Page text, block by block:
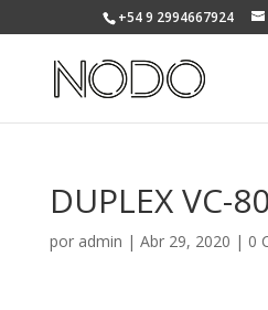
+54 9 2994667924
DUPLEX VC-
por admin | Abr 29, 2020 | 0